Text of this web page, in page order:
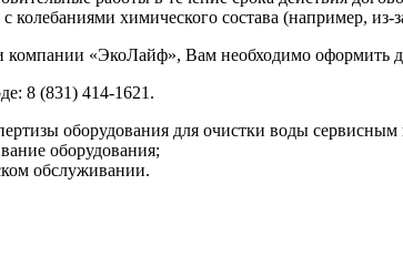
колебаниями химического состава (например, из-
компании «ЭкоЛайф», Вам необходимо оформить
8 (831) 414-1621.
оборудования для очистки воды
оборудования;
обслуживании.